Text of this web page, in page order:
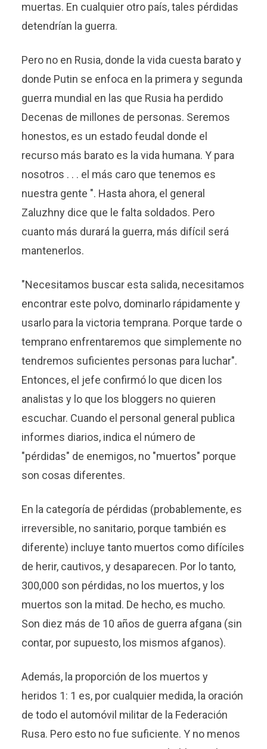
muertas. En cualquier otro país, tales pérdidas
detendrían la guerra.
Pero no en Rusia, donde la vida cuesta barato y
donde Putin se enfoca en la primera y segunda
guerra mundial en las que Rusia ha perdido
Decenas de millones de personas. Seremos
honestos, es un estado feudal donde el
recurso más barato es la vida humana. Y para
nosotros . . . el más caro que tenemos es
nuestra gente ". Hasta ahora, el general
Zaluzhny dice que le falta soldados. Pero
cuanto más durará la guerra, más difícil será
mantenerlos.
"Necesitamos buscar esta salida, necesitamos
encontrar este polvo, dominarlo rápidamente y
usarlo para la victoria temprana. Porque tarde o
temprano enfrentaremos que simplemente no
tendremos suficientes personas para luchar".
Entonces, el jefe confirmó lo que dicen los
analistas y lo que los bloggers no quieren
escuchar. Cuando el personal general publica
informes diarios, indica el número de
"pérdidas" de enemigos, no "muertos" porque
son cosas diferentes.
En la categoría de pérdidas (probablemente, es
irreversible, no sanitario, porque también es
diferente) incluye tanto muertos como difíciles
de herir, cautivos, y desaparecen. Por lo tanto,
300,000 son pérdidas, no los muertos, y los
muertos son la mitad. De hecho, es mucho.
Son diez más de 10 años de guerra afgana (sin
contar, por supuesto, los mismos afganos).
Además, la proporción de los muertos y
heridos 1: 1 es, por cualquier medida, la oración
de todo el automóvil militar de la Federación
Rusa. Pero esto no fue suficiente. Y no menos